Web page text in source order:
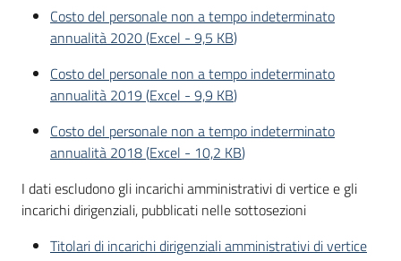
Costo del personale non a tempo indeterminato
annualità 2020(Excel - 9,5 KB)
Costo del personale non a tempo indeterminato
annualità 2019 (Excel - 9,9 KB)
Costo del personale non a tempo indeterminato
annualità 2018(Excel - 10,2 KB)
I dati escludono gli incarichi amministrativi di vertice e gli
incarichi dirigenziali, pubblicati nelle sottosezioni
Titolari di incarichi dirigenziali amministrativi di vertice